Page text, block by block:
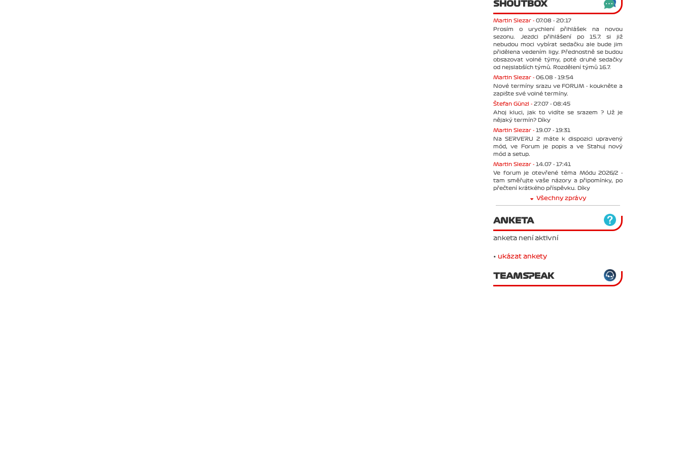
SHOUTBOX
Martin Slezar - 07.08 - 20:17
Prosím o urychlení přihlášek na novou
sezonu. Jezdci přihlášení po 15.7. si již
nebudou moci vybírat sedačku ale bude jim
přidělena vedením ligy. Přednostně se budou
obsazovat volné týmy, poté druhé sedačky
od nejslabších týmů. Rozdělení týmů 16.7.
Martin Slezar - 06.08 - 19:54
Nové termíny srazu ve FORUM - koukněte a
zapište své volné termíny.
Štefan Günzl - 27.07 - 08:45
Ahoj kluci, jak to vidíte se srazem ? Už je
nějaký termín? Díky
Martin Slezar - 19.07 - 19:31
Na SERVERU 2 máte k dispozici upravený
mód, ve Forum je popis a ve Stahuj nový
mód a setup.
Martin Slezar - 14.07 - 17:41
Ve forum je otevřené téma Módu 2026/2 -
tam směřujte vaše názory a připomínky, po
přečtení krátkého příspěvku. Díky
Všechny zprávy
ANKETA
anketa není aktivní
• ukázat ankety
TEAMSPEAK